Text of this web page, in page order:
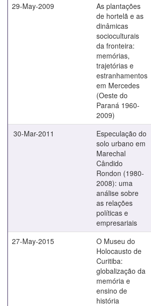
29-May-2009
As plantações
de hortelã e as
dinâmicas
socioculturais
da fronteira:
memórias,
trajetórias e
estranhamentos
em Mercedes
(Oeste do
Paraná 1960-
2009)
30-Mar-2011
Especulação do
solo urbano em
Marechal
Cândido
Rondon (1980-
2008): uma
análise sobre
as relações
políticas e
empresariais
27-May-2015
O Museu do
Holocausto de
Curitiba:
globalização da
memória e
ensino de
história